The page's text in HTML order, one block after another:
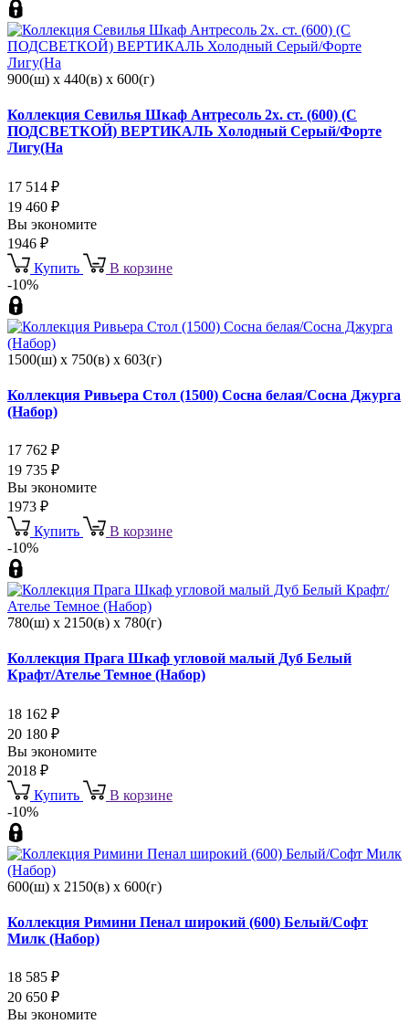
900(ш) x 440(в) x 600(г)
Коллекция Севилья Шкаф Антресоль 2х. ст. (600) (С
ПОДСВЕТКОЙ) ВЕРТИКАЛЬ Холодный Серый/Форте
Лигу(На
17 514 ₽
19 460 ₽
Вы экономите
1946 ₽
Купить
В корзине
-10%
1500(ш) x 750(в) x 603(г)
Коллекция Ривьера Стол (1500) Сосна белая/Сосна Джурга
(Набор)
17 762 ₽
19 735 ₽
Вы экономите
1973 ₽
Купить
В корзине
-10%
780(ш) x 2150(в) x 780(г)
Коллекция Прага Шкаф угловой малый Дуб Белый
Крафт/Ателье Темное (Набор)
18 162 ₽
20 180 ₽
Вы экономите
2018 ₽
Купить
В корзине
-10%
600(ш) x 2150(в) x 600(г)
Коллекция Римини Пенал широкий (600) Белый/Софт
Милк (Набор)
18 585 ₽
20 650 ₽
Вы экономите